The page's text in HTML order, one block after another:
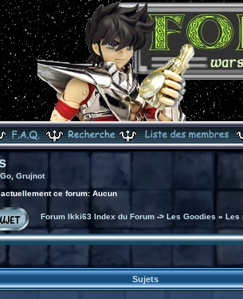
, Grujnot
ce forum: Aucun
Forum Ikki63 Index du Forum-> Les Goodies » Les
Sujets